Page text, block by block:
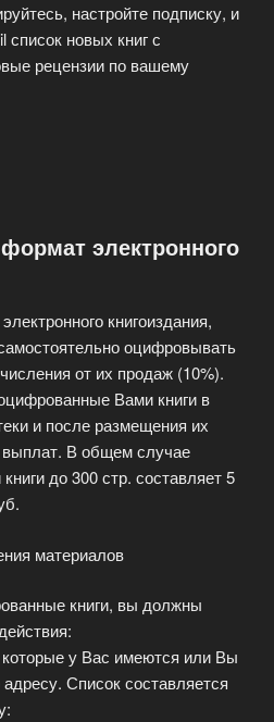
настройте подписку, и
список новых книг с
рецензии по вашему
электронного
книгоиздания,
оцифровывать
от их продаж (10%).
Вами книги в
и после размещения их
выплат. В общем случае
до 300 стр. составляет 5
материалов
книги, вы должны
которые у Вас имеются или Вы
Список составляется